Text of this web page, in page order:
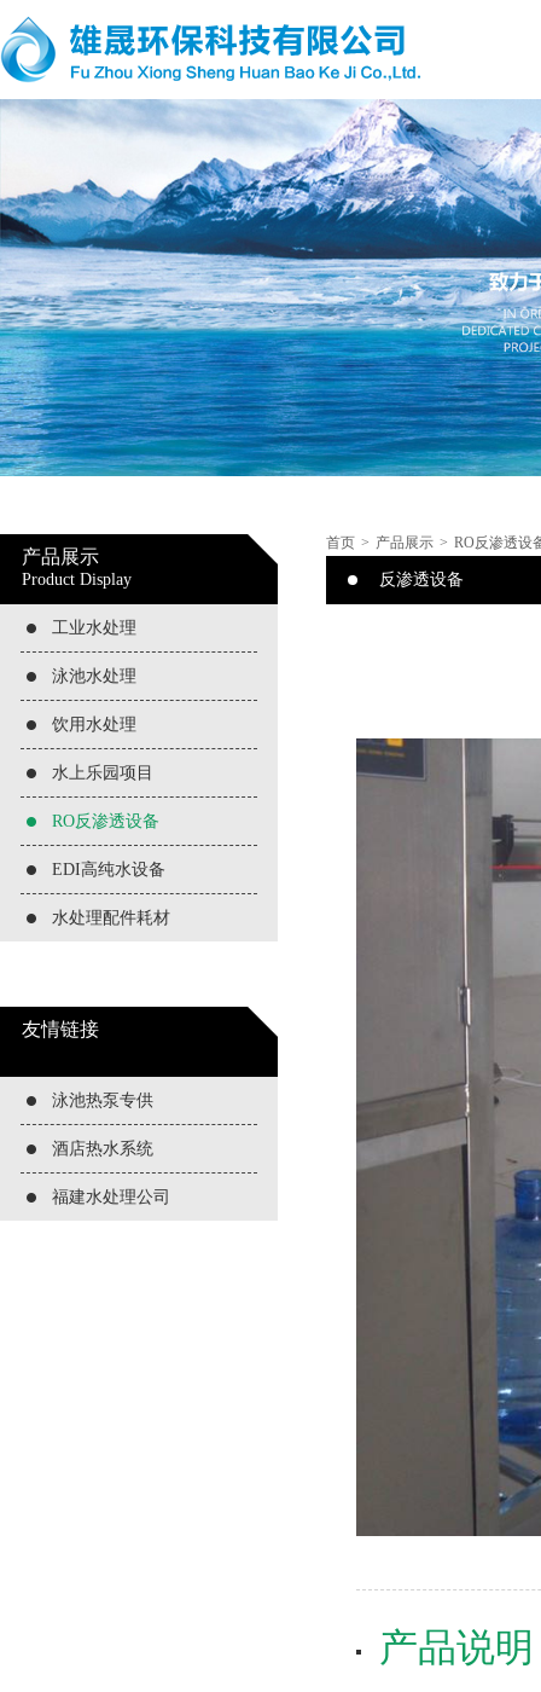
产品展示
Product Display
工业水处理
泳池水处理
饮用水处理
水上乐园项目
RO反渗透设备
EDI高纯水设备
水处理配件耗材
友情链接
泳池热泵专供
酒店热水系统
福建水处理公司
首页 > 产品展示 > RO反渗透设
反渗透设备
产品说明